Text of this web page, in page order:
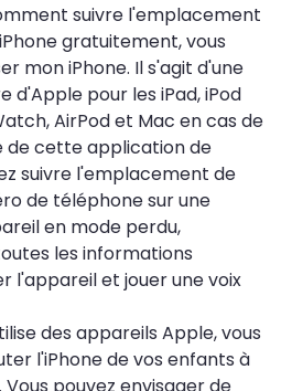
suivre l'emplacement
gratuitement, vous
mon iPhone. Il s'agit d'une
pour les iPad, iPod
AirPod et Mac en cas de
de cette application de
suivre l'emplacement de
de téléphone sur une
en mode perdu,
les informations
l'appareil et jouer une voix
des appareils Apple, vous
l'iPhone de vos enfants à
pouvez envisager de